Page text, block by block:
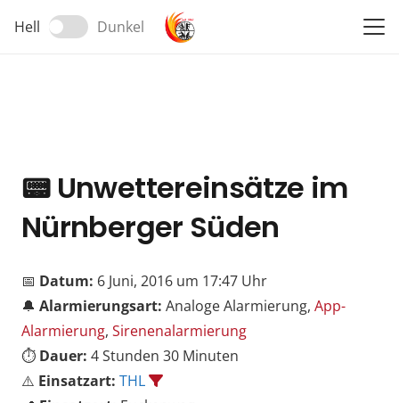
Hell Dunkel
📟Unwettereinsätze im
Nürnberger Süden
📅 Datum: 6 Juni, 2016 um 17:47 Uhr
🔔 Alarmierungsart: Analoge Alarmierung, App-
Alarmierung, Sirenenalarmierung
⏱️ Dauer: 4 Stunden 30 Minuten
⚠️ Einsatzart: THL